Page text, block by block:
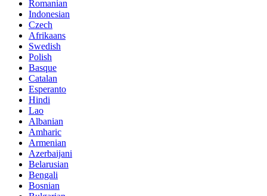
Romanian
Indonesian
Czech
Afrikaans
Swedish
Polish
Basque
Catalan
Esperanto
Hindi
Lao
Albanian
Amharic
Armenian
Azerbaijani
Belarusian
Bengali
Bosnian